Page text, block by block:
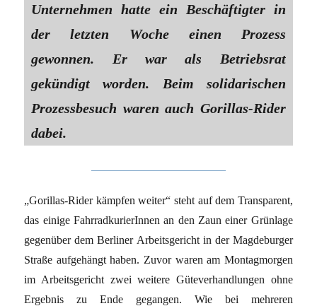
Unternehmen hatte ein Beschäftigter in
der letzten Woche einen Prozess
gewonnen. Er war als Betriebsrat
gekündigt worden. Beim solidarischen
Prozessbesuch waren auch Gorillas-Rider
dabei.
„Gorillas-Rider kämpfen weiter“ steht auf dem Transparent,
das einige FahrradkurierInnen an den Zaun einer Grünlage
gegenüber dem Berliner Arbeitsgericht in der Magdeburger
Straße aufgehängt haben. Zuvor waren am Montagmorgen
im Arbeitsgericht zwei weitere Güteverhandlungen ohne
Ergebnis zu Ende gegangen. Wie bei mehreren